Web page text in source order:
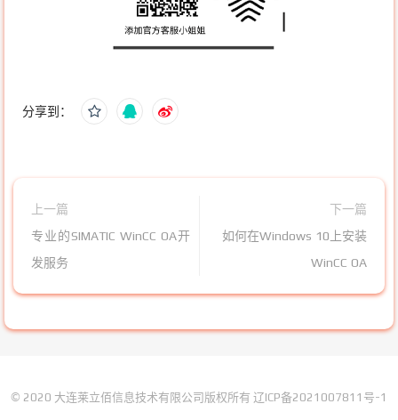
分享到：
上一篇
专业的SIMATIC WinCC OA开
发服务
下一篇
如何在Windows 10上安装
WinCC OA
© 2020 大连莱立佰信息技术有限公司版权所有 辽ICP备2021007811号-1